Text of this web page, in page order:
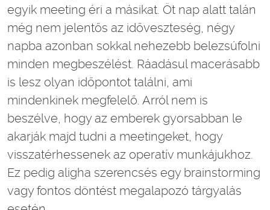
egyik meeting éri a másikat. Öt nap alatt talán
még nem jelentős az időveszteség, négy
napba azonban sokkal nehezebb belezsúfolni
minden megbeszélést. Ráadásul macerásabb
is lesz olyan időpontot találni, ami
mindenkinek megfelelő. Arról nem is
beszélve, hogy az emberek gyorsabban le
akarják majd tudni a meetingeket, hogy
visszatérhessenek az operatív munkájukhoz.
Ez pedig aligha szerencsés egy brainstorming
vagy fontos döntést megalapozó tárgyalás